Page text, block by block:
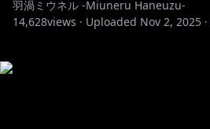
羽渦ミウネル -Miuneru Haneuzu-
14,628views · Uploaded Nov 2, 2025 ·